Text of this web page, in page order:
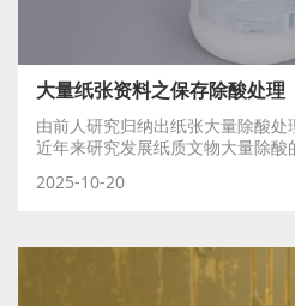
大量纸张资料之保存除酸处理
由前人研究归纳出纸张大量除酸
近年来研究发展纸质文物大量除酸
2025-10-20